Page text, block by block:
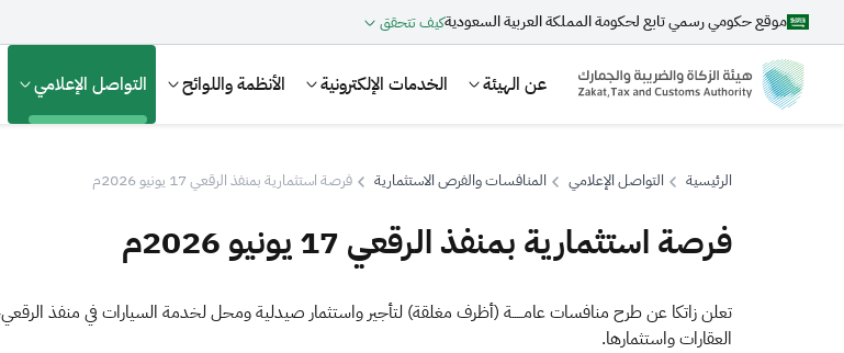
موقع حكومي رسمي تابع لحكومة المملكة العربية السعوديةكيف تتحقق
عن الهيئة الخدمات الإلكترونية الأنظمة واللوائح التواصل الإعلامي
بحث
الرئيسية التواصل الإعلامي المنافسات والفرص الاستثمارية فرصة استثمارية بمنفذ الرقعي 17 يونيو 2026م
فرصة استثمارية بمنفذ الرقعي 17 يونيو 2026م
تعلن زاتكا عن طرح منافسات عامـــــة (أظرف مغلقة) لتأجير واستثمار صيدلية ومحل لخدمة السيارات في منفذ
العقارات واستثمارها.